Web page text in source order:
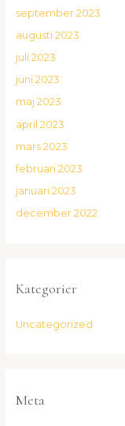
september 2023
augusti 2023
juli 2023
juni 2023
maj 2023
april 2023
mars 2023
februari 2023
januari 2023
december 2022
Kategorier
Uncategorized
Meta